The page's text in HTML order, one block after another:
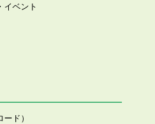
イベント
ド）